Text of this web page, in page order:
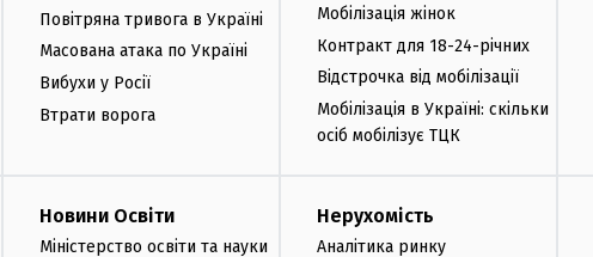
Повітряна тривога в Україні
Масована атака по Україні
Вибухи у Росії
Втрати ворога
Мобілізація жінок
Контракт для 18-24-річних
Відстрочка від мобілізації
Мобілізація в Україні: скільки
осіб мобілізує ТЦК
Новини Освіти
Міністерство освіти та науки
Нерухомість
Аналітика ринку